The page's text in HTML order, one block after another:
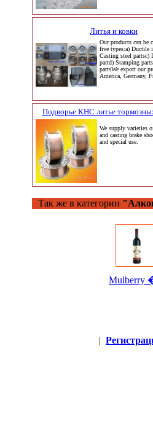
Литья и ковки
Our products can be
five types:a) Ductile
Casting steel partsc)
partd) Stamping
partsWe export our
America, Germany,
Подворье КНС литье
We supply varieties
and casting brake
and special use.
Так же в категории
Mulberry
|